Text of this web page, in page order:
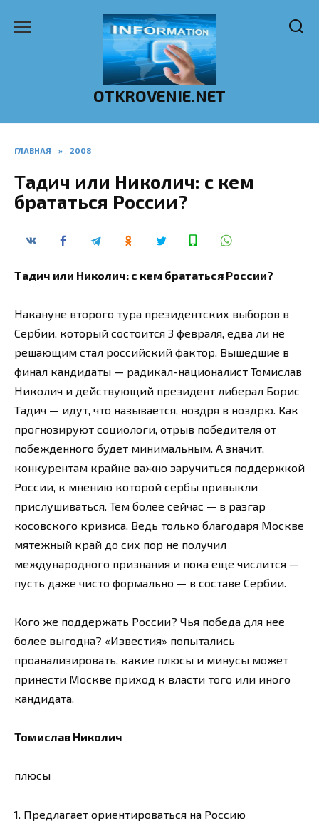
OTKROVENIE.NET
ГЛАВНАЯ » 2008
Тадич или Николич: с кем
брататься России?
Тадич или Николич: с кем брататься России?
Накануне второго тура президентских выборов в
Сербии, который состоится 3 февраля, едва ли не
решающим стал российский фактор. Вышедшие в
финал кандидаты — радикал-националист Томислав
Николич и действующий президент либерал Борис
Тадич — идут, что называется, ноздря в ноздрю. Как
прогнозируют социологи, отрыв победителя от
побежденного будет минимальным. А значит,
конкурентам крайне важно заручиться поддержкой
России, к мнению которой сербы привыкли
прислушиваться. Тем более сейчас — в разгар
косовского кризиса. Ведь только благодаря Москве
мятежный край до сих пор не получил
международного признания и пока еще числится —
пусть даже чисто формально — в составе Сербии.
Кого же поддержать России? Чья победа для нее
более выгодна? «Известия» попытались
проанализировать, какие плюсы и минусы может
принести Москве приход к власти того или иного
кандидата.
Томислав Николич
плюсы
1. Предлагает ориентироваться на Россию